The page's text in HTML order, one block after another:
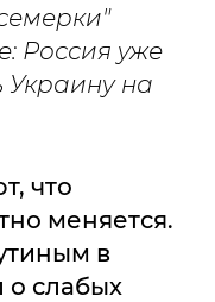
Россия уже
Украину на
что
меняется.
в
слабых